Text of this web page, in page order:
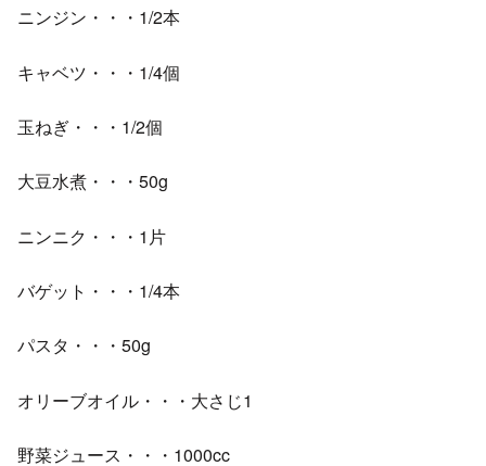
ニンジン・・・1/2本
キャベツ・・・1/4個
玉ねぎ・・・1/2個
大豆水煮・・・50g
ニンニク・・・1片
バゲット・・・1/4本
パスタ・・・50g
オリーブオイル・・・大さじ1
野菜ジュース・・・1000cc